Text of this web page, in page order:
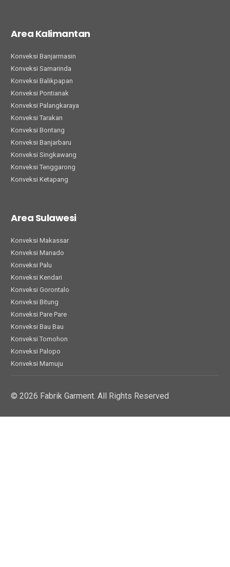
Area Kalimantan
Konveksi Banjarmasin
Konveksi Samarinda
Konveksi Balikpapan
Konveksi Pontianak
Konveksi Palangkaraya
Konveksi Tarakan
Konveksi Bontang
Konveksi Banjarbaru
Konveksi Singkawang
Konveksi Tenggarong
Konveksi Ketapang
Area Sulawesi
Konveksi Makassar
Konveksi Manado
Konveksi Palu
Konveksi Kendari
Konveksi Gorontalo
Konveksi Bitung
Konveksi Pare Pare
Konveksi Bau Bau
Konveksi Tomohon
Konveksi Palopo
Konveksi Mamuju
© 2026 Fabrik Garment. All Rights Reserved